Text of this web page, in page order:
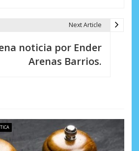
Next Article
noticia por Ender
Arenas Barrios.